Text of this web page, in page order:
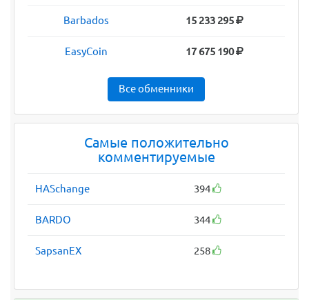
Barbados 15 233 295
EasyCoin 17 675 190
Все обменники
Самые положительно
комментируемые
HASchange 394
BARDO 344
SapsanEX 258